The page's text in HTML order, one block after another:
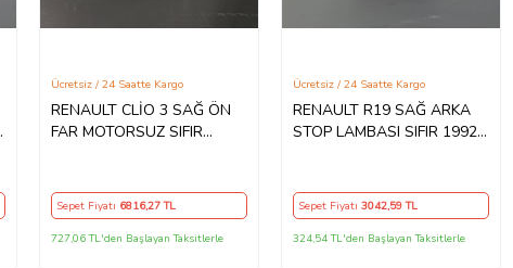
RENAULT CLİO 3 SAĞ ÖN
FAR MOTORSUZ SIFIR
Ücretsiz / 24 Saatte Kargo
Sepet Fiyatı 6816,27 TL
727,06 TL'den Başlayan Taksitlerle
RENAULT R19 SAĞ ARKA
STOP LAMBASI SIFIR 1992-
Ücretsiz / 24 Saatte Kargo
Sepet Fiyatı 3042,59 TL
324,54 TL'den Başlayan Taksitlerle